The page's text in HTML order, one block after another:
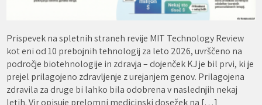
Prispevek na spletnih straneh revije MIT Technology Review
kot eni od 10 prebojnih tehnologij za leto 2026, uvrščeno na
področje biotehnologije in zdravja – dojenček KJ je bil prvi, ki je
prejel prilagojeno zdravljenje z urejanjem genov. Prilagojena
zdravila za druge bi lahko bila odobrena v naslednjih nekaj
letih. Vir opisuje prelomni medicinski dosežek na […]